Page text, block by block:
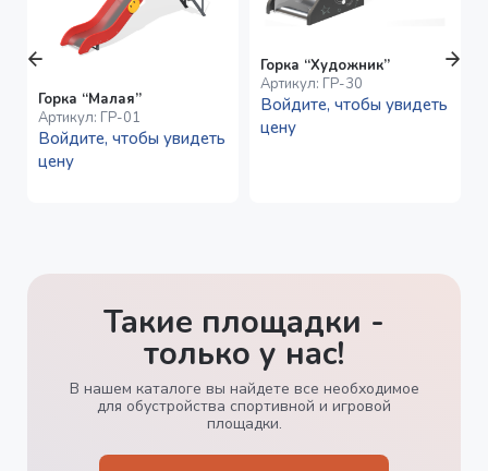
Горка “Малая”
Артикул: ГР-01
Войдите, чтобы увидеть
цену
Горка “Художник”
Артикул: ГР-30
Войдите, чтобы увидеть
цену
Такие площадки -
только у нас!
В нашем каталоге вы найдете все необходимое
для обустройства спортивной и игровой
площадки.